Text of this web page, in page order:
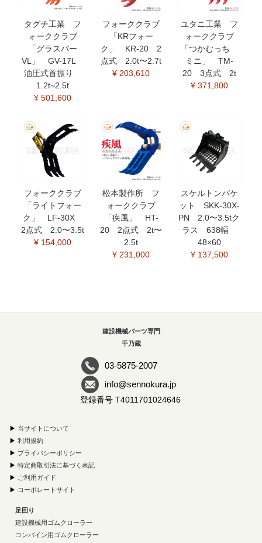
タグチ工業 フ
ォーククラブ
「グラスパー
VL」 GV-17L
油圧式首振り
1.2t~2.5t
¥ 501,600
フォーククラブ
「KRフォー
ク」 KR-20 2
点式 2.0t〜2.7t
¥ 203,610
ユタニ工業 フ
ォーククラブ
「つかむっち
ミニ」 TM-
20 3点式 2t
¥ 371,800
フォーククラブ
「ライトフォー
ク」 LF-30X
2点式 2.0〜3.5t
¥ 154,000
松本製作所 フ
ォーククラブ
「疾風」 HT-
20 2点式 2t〜
2.5t
¥ 231,000
スケルトンバケ
ット SKK-30X-
PN 2.0〜3.5tク
ラス 638幅
48×60
¥ 137,500
建設機械パーツ専門
千乃蔵
03-5875-2007
info@sennokura.jp
登録番号 T4011701024646
▶ 当サイトについて
▶ 利用規約
▶ プライバシーポリシー
▶ 特定商取引法に基づく表記
▶ ご利用ガイド
▶ コーポレートサイト
足回り
建設機械用ゴムクローラー
コンバイン用ゴムクローラー